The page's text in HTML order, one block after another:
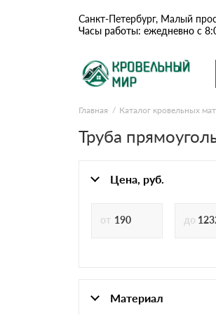
Санкт-Петербург, Малый
Часы работы: ежедневно с
Доставка и оплата
Шоу-рум
Главная Каталог кровельных
Труба
Цена, руб.
Материал